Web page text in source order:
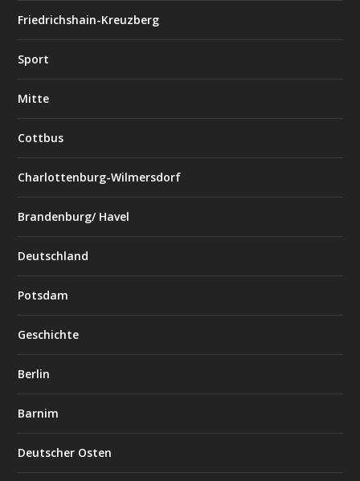
Friedrichshain-Kreuzberg
Sport
Mitte
Cottbus
Charlottenburg-Wilmersdorf
Brandenburg/ Havel
Deutschland
Potsdam
Geschichte
Berlin
Barnim
Deutscher Osten